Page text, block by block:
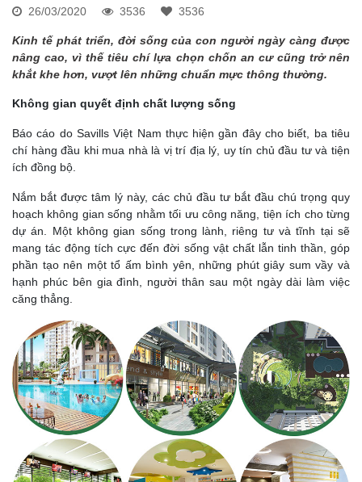
26/03/2020 3536 3536
Kinh tế phát triển, đời sống của con người ngày càng được
nâng cao, vì thế tiêu chí lựa chọn chốn an cư cũng trở nên
khắt khe hơn, vượt lên những chuẩn mực thông thường.
Không gian quyết định chất lượng sống
Báo cáo do Savills Việt Nam thực hiện gần đây cho biết, ba tiêu
chí hàng đầu khi mua nhà là vị trí địa lý, uy tín chủ đầu tư và tiện
ích đồng bộ.
Nắm bắt được tâm lý này, các chủ đầu tư bắt đầu chú trọng quy
hoạch không gian sống nhằm tối ưu công năng, tiện ích cho từng
dự án. Một không gian sống trong lành, riêng tư và tĩnh tại sẽ
mang tác động tích cực đến đời sống vật chất lẫn tinh thần, góp
phần tạo nên một tổ ấm bình yên, những phút giây sum vầy và
hạnh phúc bên gia đình, người thân sau một ngày dài làm việc
căng thẳng.